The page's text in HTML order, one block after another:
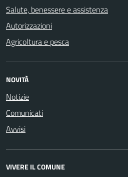
Salute, benessere e assistenza
Autorizzazioni
Agricoltura e pesca
NOVITÀ
Notizie
Comunicati
Avvisi
VIVERE IL COMUNE